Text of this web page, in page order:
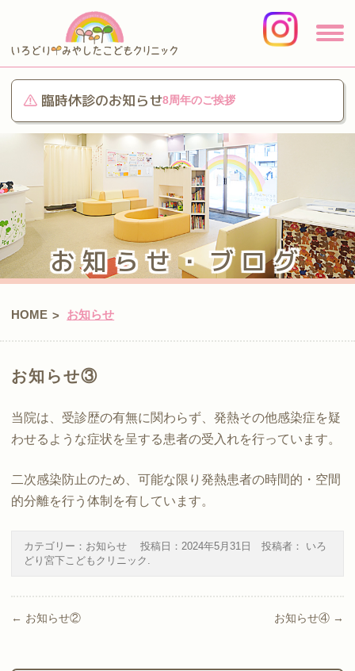
臨時休診のお知らせ8周年のご挨拶
お知らせ・ブログ
HOME > お知らせ
お知らせ③
当院は、受診歴の有無に関わらず、発熱その他感染症を疑
わせるような症状を呈する患者の受入れを行っています。
二次感染防止のため、可能な限り発熱患者の時間的・空間
的分離を行う体制を有しています。
カテゴリー： お知らせ 投稿日： 2024年5月31日 投稿者： いろ
どり宮下こどもクリニック
Post navigation
← お知らせ② お知らせ④ →